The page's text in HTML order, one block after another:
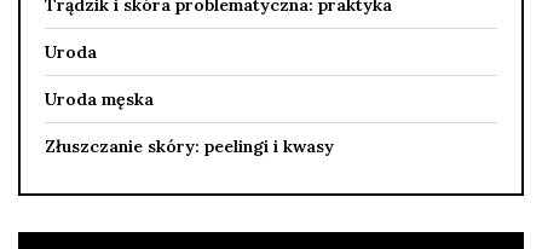
Trądzik i skóra problematyczna: praktyka
Uroda
Uroda męska
Złuszczanie skóry: peelingi i kwasy